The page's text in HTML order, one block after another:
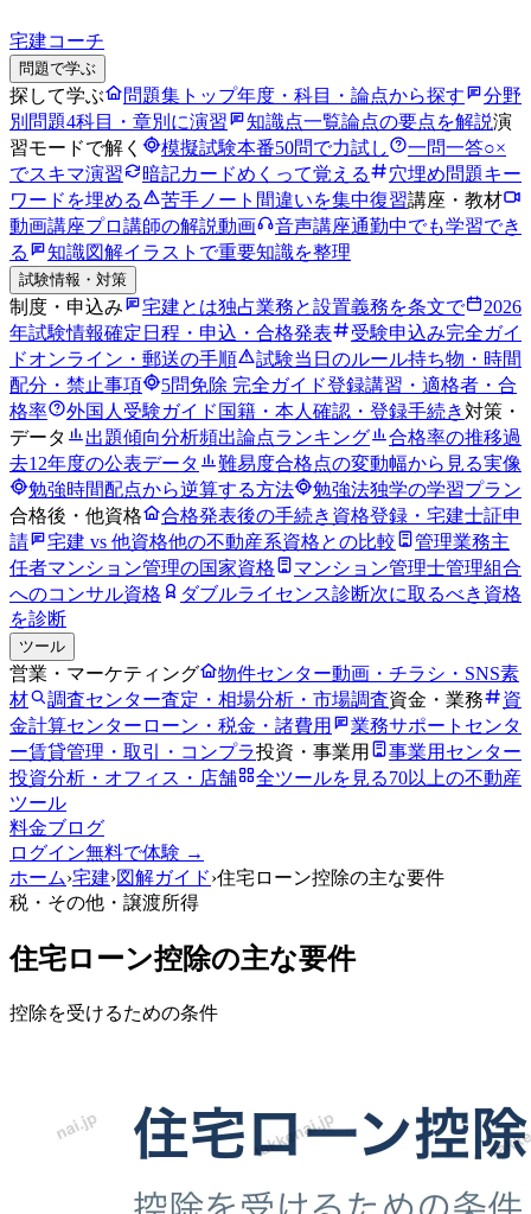
宅建コーチ
問題で学ぶ
探して学ぶ 問題集トップ年度・科目・論点から探す
分野
別問題4科目・章別に演習 知識点一覧論点の要点を解説演
習モードで解く
模擬試験本番50問で力試し 一問一答○×
でスキマ演習
暗記カードめくって覚える 穴埋め問題キー
ワードを埋める
苦手ノート 間違いを集中復習講座・教材
動画講座プロ講師の解説動画 音声講座通勤中でも学習でき
る
知識図解イラストで重要知識を整理
試験情報・対策
制度・申込み 宅建とは独占業務と設置義務を条文で
2026
年試験情報確定日程・申込・合格発表
受験申込み完全ガイ
ドオンライン・郵送の手順 試験当日のルール持ち物・時間
配分・禁止事項
5問免除 完全ガイド登録講習・適格者・合
格率
外国人受験ガイド 国籍・本人確認・登録手続き対策・
データ
出題傾向分析頻出論点ランキング 合格率の推移過
去12年度の公表データ
難易度合格点の変動幅から見る実像
勉強時間配点から逆算する方法 勉強法独学の学習プラン
合格後・他資格
合格発表後の手続き 資格登録・宅建士証申
請
宅建 vs 他資格他の不動産系資格との比較
管理業務主
任者マンション管理の国家資格 マンション管理士管理組合
へのコンサル資格
ダブルライセンス診断次に取るべき資格
を診断
ツール
営業・マーケティング 物件センター動画・チラシ・SNS素
材
調査センター査定・相場分析・市場調査資金・業務
資
金計算センター ローン・税金・諸費用
業務サポートセンタ
ー賃貸管理・取引・コンプラ投資・事業用
事業用センター
投資分析・オフィス・店舗
全ツールを見る70以上の不動産
ツール
料金ブログ
ログイン無料で体験 →
ホーム›宅建›図解ガイド›住宅ローン控除の主な要件
税・その他 ・譲渡所得
住宅ローン控除の主な要件
控除を受けるための条件